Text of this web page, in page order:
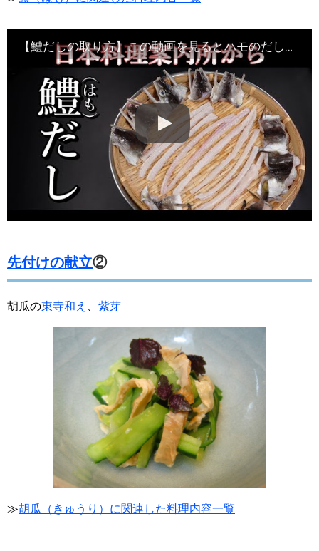
【鱧だしの取り方】この動画を見るとハモのだしが作れるようになります・Japanese food#和食レシピ日本料理案内所
先付けの献立②
胡瓜の東寺和え 紫芽
≫胡瓜（きゅうり）に関連した料理内容一覧